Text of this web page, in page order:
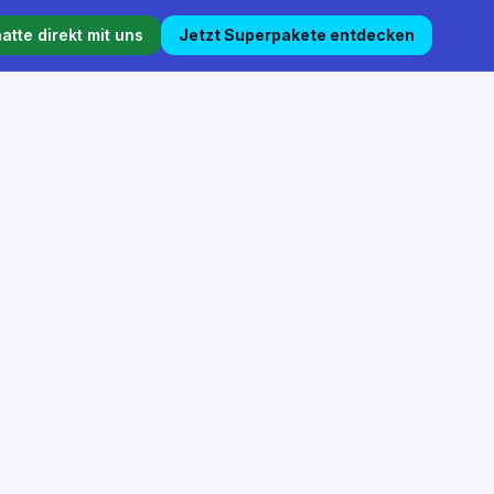
direkt mit uns Jetzt Superpakete entdecken